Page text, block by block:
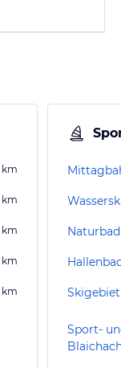
km
km
km
km
km
Sport-